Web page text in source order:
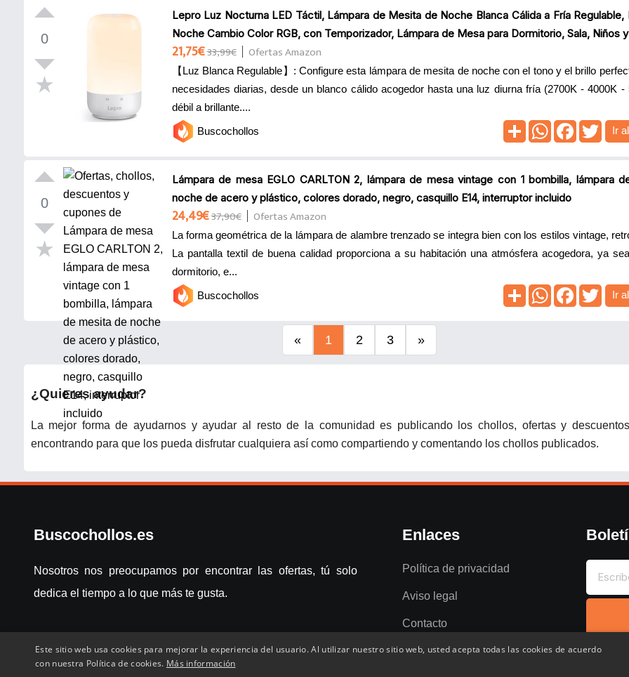
0
Lepro Luz Nocturna LED Táctil, Lámpara de Mesita de Noche Blanca Cálida a Fría Regulable,
Noche Cambio Color RGB, con Temporizador, Lámpara de Mesa para Dormitorio, Sala, Niños
21,75€33,99€ Ofertas Amazon
【Luz Blanca Regulable】: Configure esta lámpara de mesita de noche con el tono y el brillo
necesidades diarias, desde un blanco cálido acogedor hasta una luz diurna fría (2700K - 4000K -
débil a brillante....
Buscochollos
Ir
0
Lámpara de mesa EGLO CARLTON 2, lámpara de mesa vintage con 1 bombilla, lámpara
noche de acero y plástico, colores dorado, negro, casquillo E14, interruptor incluido
24,49€37,90€ Ofertas Amazon
La forma geométrica de la lámpara de alambre trenzado se integra bien con los estilos vintage,
La pantalla textil de buena calidad proporciona a su habitación una atmósfera acogedora, ya
dormitorio, e...
Buscochollos
Ir
« 1 2 3 »
¿Quieres ayudar?
La mejor forma de ayudarnos y ayudar al resto de la comunidad es publicando los chollos, ofertas y
encontrando para que los pueda disfrutar cualquiera así como compartiendo y comentando los chollos publicados.
Buscochollos.es
Nosotros nos preocupamos por encontrar las ofertas, tú solo
dedica el tiempo a lo que más te gusta.
Enlaces
Política de privacidad
Aviso legal
Contacto
Este sitio web usa cookies para mejorar la experiencia del usuario. Al utilizar nuestro sitio web, usted acepta todas las cookies de acuerdo
con nuestra Política de cookies. Más información